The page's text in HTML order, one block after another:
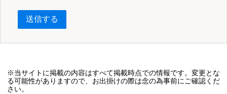
送信する
※当サイトに掲載の内容はすべて掲載時点での情報です。変更とな
る可能性がありますので、お出掛けの際は念の為事前にご確認くだ
さい。